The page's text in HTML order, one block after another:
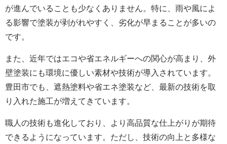
が進んでいることも少なくありません。特に、雨や風によ
る影響で塗装が剥がれやすく、劣化が早まることが多いの
です。
また、近年ではエコや省エネルギーへの関心が高まり、外
壁塗装にも環境に優しい素材や技術が導入されています。
豊田市でも、遮熱塗料や省エネ塗装など、最新の技術を取
り入れた施工が増えてきています。
職人の技術も進化しており、より高品質な仕上がりが期待
できるようになっています。ただし、技術の向上と多様な